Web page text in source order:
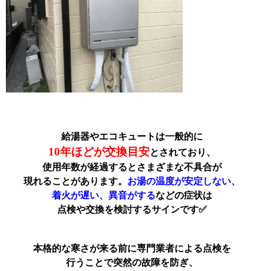
給湯器やエコキュートは一般的に
10年ほどが交換目安とされており、
使用年数が経過すると さまざまな不具合が
現れることがあります。 お湯の温度が安定しない、
着火が遅い、 異音がするなどの症状は
点検や交換を検討するサインです✅
本格的な寒さが来る前に専門業者による点検を
行うことで突然の故障を防ぎ、